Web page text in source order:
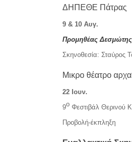
ΔΗΠΕΘΕ Πάτρας
9 & 10 Aυγ.
Προμηθέας Δεσμώτης
Σκηνοθεσία: Σταύρος
Μικρο θέατρο
22 Ιουν.
9ο Φεστιβάλ Θερινού
Προβολή-έκπληξη